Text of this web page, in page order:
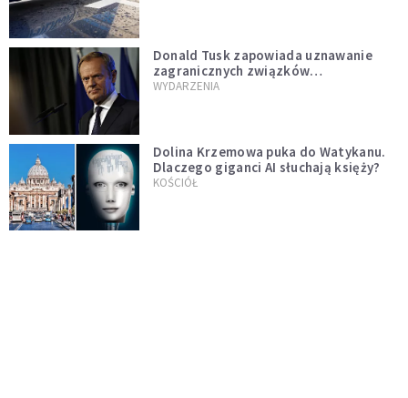
Donald Tusk zapowiada uznawanie
zagranicznych związków
jednopłciowych. "Państwo oblało ten
WYDARZENIA
Dolina Krzemowa puka do Watykanu.
Dlaczego giganci AI słuchają księży?
KOŚCIÓŁ